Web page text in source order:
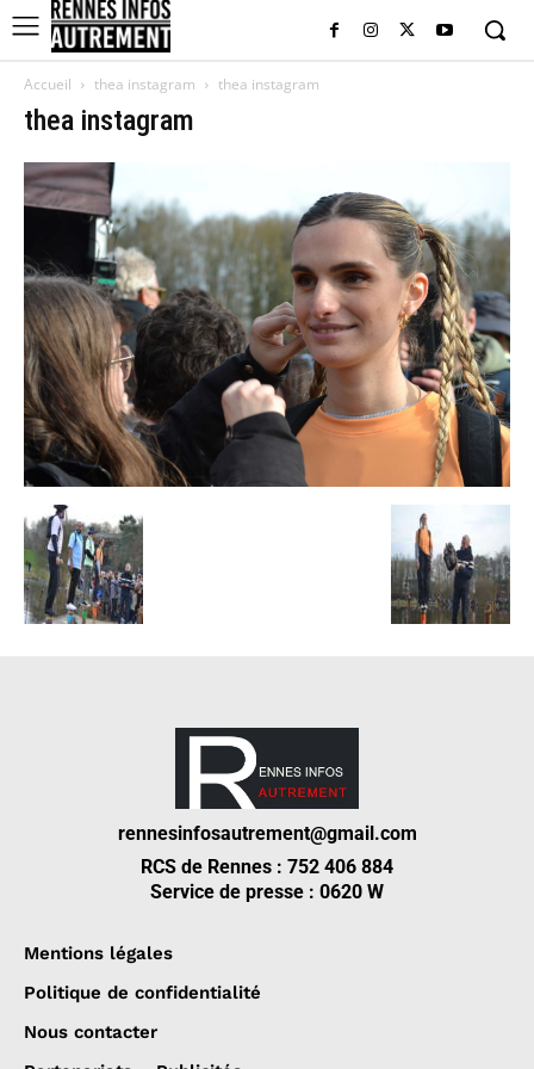
Accueil thea instagram thea instagram
thea instagram
rennesinfosautrement@gmail.com
RCS de Rennes : 752 406 884
Service de presse : 0620 W
Mentions légales
Politique de confidentialité
Nous contacter